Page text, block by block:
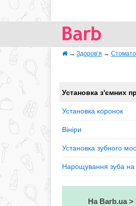
→ Здоров’я →
Установка з'ємних
Установка коронок
Вініри
Установка зубного
Нарощування зуба
На Barb.ua >